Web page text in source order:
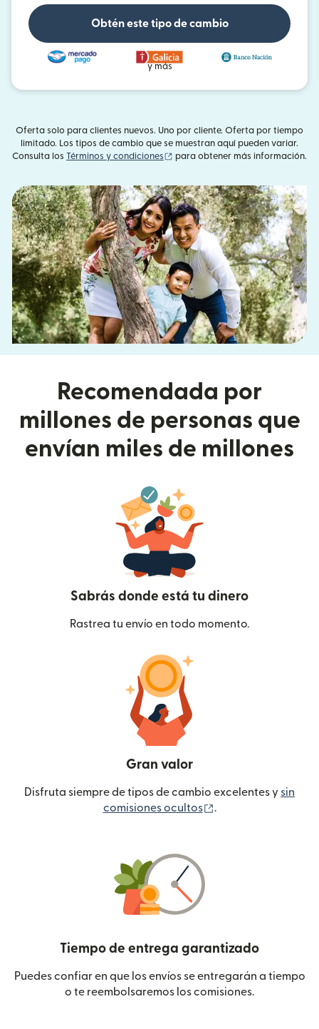
Obtén este tipo de cambio
y más
Oferta solo para clientes nuevos. Uno por cliente. Oferta por tiempo
limitado. Los tipos de cambio que se muestran aquí pueden variar.
Consulta los Términos y condiciones (se abre en una ventana nueva)
para obtener más información.
Recomendada por
millones de personas que
envían miles de millones
Sabrás donde está tu dinero
Rastrea tu envío en todo momento.
Gran valor
Disfruta siempre de tipos de cambio excelentes y sin
comisiones ocultos
.
Tiempo de entrega garantizado
Puedes confiar en que los envíos se entregarán a tiempo
o te reembolsaremos los comisiones.